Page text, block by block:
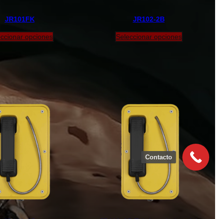
JR101FK
opciones
JR102-2B
Seleccionar opciones
Contacto